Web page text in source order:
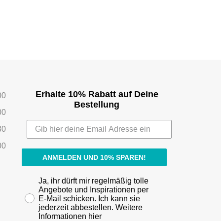
Erhalte 10% Rabatt auf Deine
Bestellung
ANMELDEN UND 10% SPAREN!
Ja, ihr dürft mir regelmäßig tolle
Angebote und Inspirationen per
E-Mail schicken. Ich kann sie
jederzeit abbestellen. Weitere
Informationen hier